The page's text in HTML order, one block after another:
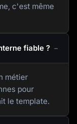
c'est même
fiable ?
métier
pour
le template.